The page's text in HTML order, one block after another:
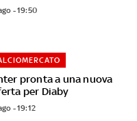
- 19:50
pronta a una nuova
per Diaby
- 19:12